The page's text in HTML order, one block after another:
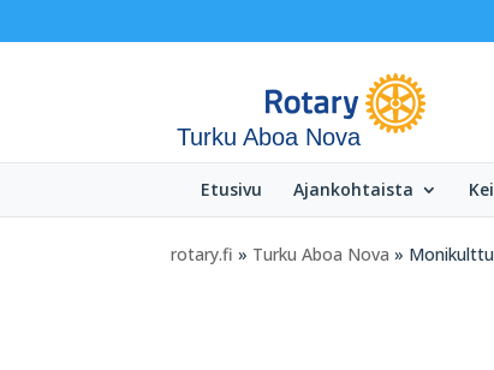
Turku Aboa Nova
Etusivu Ajankohtaista
rotary.fi » Turku Aboa Nova »